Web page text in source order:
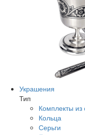
Украшения
Тип
Комплекты из
Кольца
Серьги